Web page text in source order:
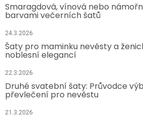
Smaragdová, vínová nebo
barvami večerních šatů
24.3.2026
Šaty pro maminku nevěsty a
noblesní elegancí
22.3.2026
Druhé svatební šaty: Průvodce
převlečení pro nevěstu
21.3.2026